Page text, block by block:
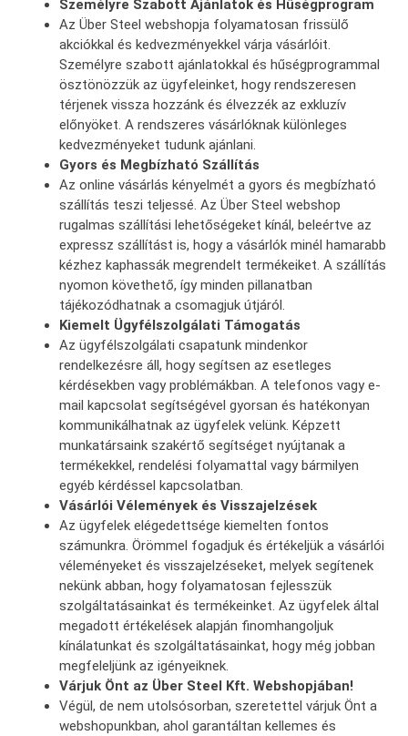
Személyre Szabott Ajánlatok és Hűségprogram
Az Über Steel webshopja folyamatosan frissülő
akciókkal és kedvezményekkel várja vásárlóit.
Személyre szabott ajánlatokkal és hűségprogrammal
ösztönözzük az ügyfeleinket, hogy rendszeresen
térjenek vissza hozzánk és élvezzék az exkluzív
előnyöket. A rendszeres vásárlóknak különleges
kedvezményeket tudunk ajánlani.
Gyors és Megbízható Szállítás
Az online vásárlás kényelmét a gyors és megbízható
szállítás teszi teljessé. Az Über Steel webshop
rugalmas szállítási lehetőségeket kínál, beleértve az
expressz szállítást is, hogy a vásárlók minél hamarabb
kézhez kaphassák megrendelt termékeiket. A szállítás
nyomon követhető, így minden pillanatban
tájékozódhatnak a csomagjuk útjáról.
Kiemelt Ügyfélszolgálati Támogatás
Az ügyfélszolgálati csapatunk mindenkor
rendelkezésre áll, hogy segítsen az esetleges
kérdésekben vagy problémákban. A telefonos vagy e-
mail kapcsolat segítségével gyorsan és hatékonyan
kommunikálhatnak az ügyfelek velünk. Képzett
munkatársaink szakértő segítséget nyújtanak a
termékekkel, rendelési folyamattal vagy bármilyen
egyéb kérdéssel kapcsolatban.
Vásárlói Vélemények és Visszajelzések
Az ügyfelek elégedettsége kiemelten fontos
számunkra. Örömmel fogadjuk és értékeljük a vásárlói
véleményeket és visszajelzéseket, melyek segítenek
nekünk abban, hogy folyamatosan fejlesszük
szolgáltatásainkat és termékeinket. Az ügyfelek által
megadott értékelések alapján finomhangoljuk
kínálatunkat és szolgáltatásainkat, hogy még jobban
megfeleljünk az igényeiknek.
Várjuk Önt az Über Steel Kft. Webshopjában!
Végül, de nem utolsósorban, szeretettel várjuk Önt a
webshopunkban, ahol garantáltan kellemes és